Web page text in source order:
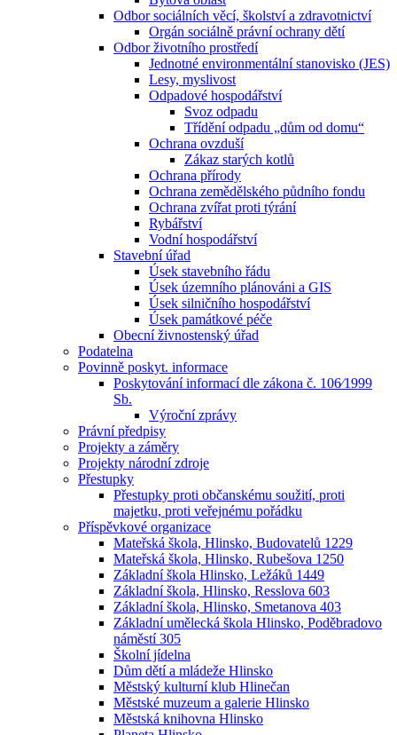
Odbor sociálních věcí, školství a zdravotnictví
Orgán sociálně právní ochrany dětí
Odbor životního prostředí
Jednotné environmentální stanovisko (JES)
Lesy, myslivost
Odpadové hospodářství
Svoz odpadu
Třídění odpadu „dům od domu“
Ochrana ovzduší
Zákaz starých kotlů
Ochrana přírody
Ochrana zemědělského půdního fondu
Ochrana zvířat proti týrání
Rybářství
Vodní hospodářství
Stavební úřad
Úsek stavebního řádu
Úsek územního plánováni a GIS
Úsek silničního hospodářství
Úsek památkové péče
Obecní živnostenský úřad
Podatelna
Povinně poskyt. informace
Poskytování informací dle zákona č. 106⁄1999
Sb.
Výroční zprávy
Právní předpisy
Projekty a záměry
Projekty národní zdroje
Přestupky
Přestupky proti občanskému soužití, proti
majetku, proti veřejnému pořádku
Příspěvkové organizace
Mateřská škola, Hlinsko, Budovatelů 1229
Mateřská škola, Hlinsko, Rubešova 1250
Základní škola Hlinsko, Ležáků 1449
Základní škola, Hlinsko, Resslova 603
Základní škola, Hlinsko, Smetanova 403
Základní umělecká škola Hlinsko, Poděbradovo
náměstí 305
Školní jídelna
Dům dětí a mládeže Hlinsko
Městský kulturní klub Hlinečan
Městské muzeum a galerie Hlinsko
Městská knihovna Hlinsko